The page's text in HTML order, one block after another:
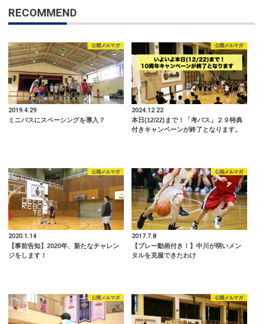
RECOMMEND
公開メルマガ
2019.4.29
ミニバスにスペーシングを導入？
公開メルマガ
2024.12.22
本日(12/22)まで！「考バス」２９特典
付きキャンペーンが終了となります。
公開メルマガ
2020.1.14
【事前告知】2020年、新たなチャレン
ジをします！
公開メルマガ
2017.7.8
【プレー動画付き！】中川が弱いメン
タルを克服できたわけ
公開メルマガ 公開メルマガ